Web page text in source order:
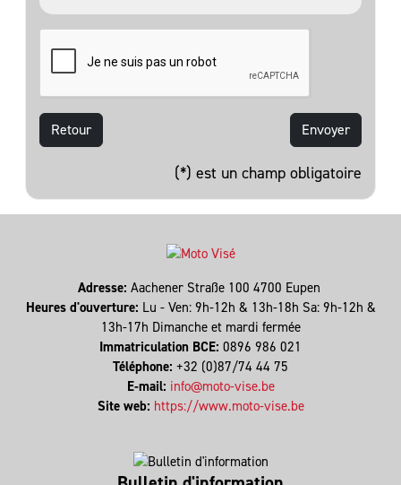
Retour
(*) est un champ obligatoire
Adresse: Aachener Straße 100 4700 Eupen
Heures d'ouverture: Lu - Ven: 9h-12h & 13h-18h Sa: 9h-12h &
13h-17h Dimanche et mardi fermée
Immatriculation BCE: 0896 986 021
Téléphone: +32 (0)87/74 44 75
E-mail: info@moto-vise.be
Site web: https://www.moto-vise.be